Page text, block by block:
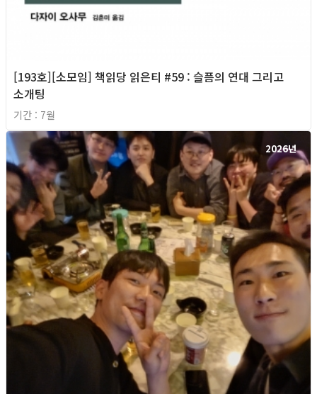
[193호][소모임] 책읽당 읽은티 #59 : 슬픔의 연대 그리고
소개팅
기간 : 7월
2026년